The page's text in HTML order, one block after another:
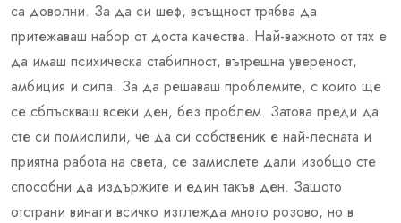
са доволни. За да си шеф, всъщност трябва да
притежаваш набор от доста качества. Най-важното от тях е
да имаш психическа стабилност, вътрешна увереност,
амбиция и сила. За да решаваш проблемите, с които ще
се сблъскваш всеки ден, без проблем. Затова преди да
сте си помислили, че да си собственик е най-лесната и
приятна работа на света, се замислете дали изобщо сте
способни да издържите и един такъв ден. Защото
отстрани винаги всичко изглежда много розово, но в